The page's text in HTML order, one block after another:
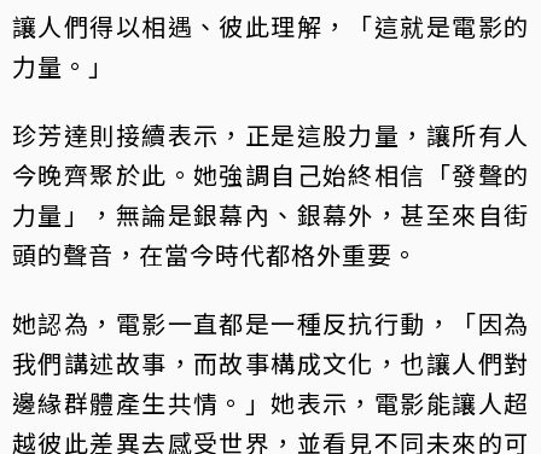
讓人們得以相遇、彼此理解，「這就是電影的
力量。」
珍芳達則接續表示，正是這股力量，讓所有人
今晚齊聚於此。她強調自己始終相信「發聲的
力量」，無論是銀幕內、銀幕外，甚至來自街
頭的聲音，在當今時代都格外重要。
她認為，電影一直都是一種反抗行動，「因為
我們講述故事，而故事構成文化，也讓人們對
邊緣群體產生共情。」她表示，電影能讓人超
越彼此差異去感受世界，並看見不同未來的可